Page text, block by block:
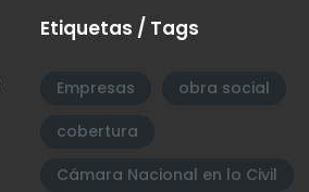
Etiquetas / Tags
Empresas
obra social
cobertura
Cámara Nacional en lo Civil